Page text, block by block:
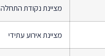
מציינת נקודת התחלה
מציינת אירוע עתידי